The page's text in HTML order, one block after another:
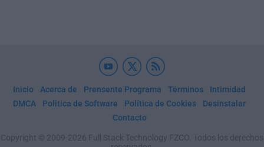
Inicio Acerca de Prensente Programa Términos
Intimidad
DMCA
Política de Software Política de Cookies
Desinstalar
Contacto
Copyright © 2009-2026 Full Stack Technology FZCO. Todos los derechos